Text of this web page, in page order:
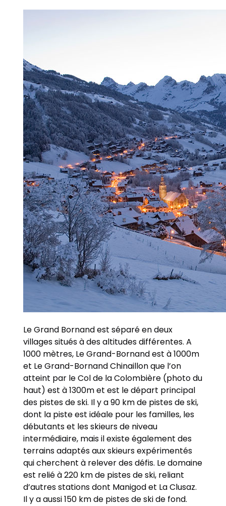
Le Grand Bornand est séparé en deux
villages situés à des altitudes différentes. A
1000 mètres, Le Grand-Bornand est à 1000m
et Le Grand-Bornand Chinaillon que l’on
atteint par le Col de la Colombière (photo du
haut) est à 1300m et est le départ principal
des pistes de ski. Il y a 90 km de pistes de ski,
dont la piste est idéale pour les familles, les
débutants et les skieurs de niveau
intermédiaire, mais il existe également des
terrains adaptés aux skieurs expérimentés
qui cherchent à relever des défis. Le domaine
est relié à 220 km de pistes de ski, reliant
d’autres stations dont Manigod et La Clusaz.
Il y a aussi 150 km de pistes de ski de fond.